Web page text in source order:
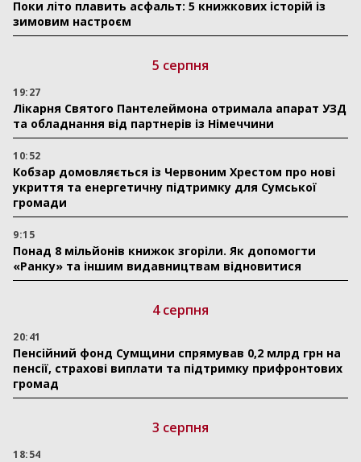
Поки літо плавить асфальт: 5 книжкових історій із
зимовим настроєм
5 серпня
19:27
Лікарня Святого Пантелеймона отримала апарат УЗД
та обладнання від партнерів із Німеччини
10:52
Кобзар домовляється із Червоним Хрестом про нові
укриття та енергетичну підтримку для Сумської
громади
9:15
Понад 8 мільйонів книжок згоріли. Як допомогти
«Ранку» та іншим видавництвам відновитися
4 серпня
20:41
Пенсійний фонд Сумщини спрямував 0,2 млрд грн на
пенсії, страхові виплати та підтримку прифронтових
громад
3 серпня
18:54